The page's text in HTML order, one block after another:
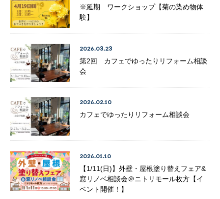
※延期 ワークショップ【菊の染め物体
験】
2026.03.23
第2回 カフェでゆったりリフォーム相談
会
2026.02.10
カフェでゆったりリフォーム相談会
2026.01.10
【1/11(日)】外壁・屋根塗り替えフェア&
窓リノベ相談会＠ニトリモール枚方【イ
ベント開催！】